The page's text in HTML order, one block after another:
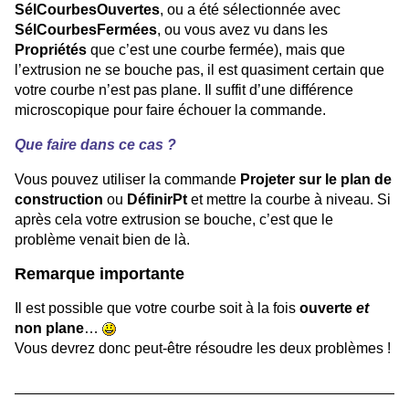
SélCourbesOuvertes, ou a été sélectionnée avec
SélCourbesFermées, ou vous avez vu dans les
Propriétés que c’est une courbe fermée), mais que
l’extrusion ne se bouche pas, il est quasiment certain que
votre courbe n’est pas plane. Il suffit d’une différence
microscopique pour faire échouer la commande.
Que faire dans ce cas ?
Vous pouvez utiliser la commande Projeter sur le plan de
construction ou DéfinirPt et mettre la courbe à niveau. Si
après cela votre extrusion se bouche, c’est que le
problème venait bien de là.
Remarque importante
Il est possible que votre courbe soit à la fois ouverte et
non plane…
Vous devrez donc peut-être résoudre les deux problèmes !